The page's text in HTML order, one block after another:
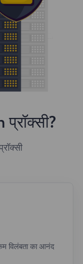
विलंबता का आनंद